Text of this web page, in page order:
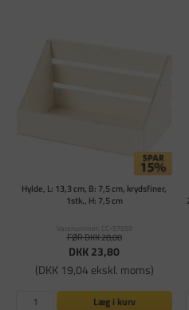
Hylde, L: 13,3 cm, B: 7,5 cm, krydsfiner,
1stk., H: 7,5 cm
Varenummer: CC-57959
FØR DKK 28,00
DKK 23,80
(DKK 19,04 ekskl. moms)
Læg i kurv